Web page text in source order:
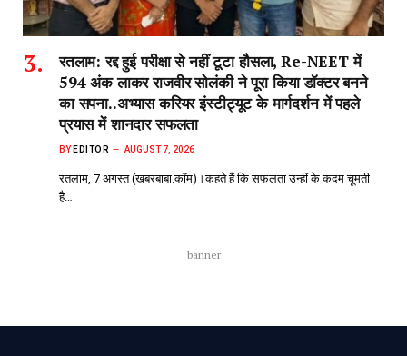
रतलाम: रद्द हुई परीक्षा से नहीं टूटा हौसला, Re-NEET में
594 अंक लाकर राजवीर सोलंकी ने पूरा किया डॉक्टर बनने
का सपना..अभ्यास करियर इंस्टीट्यूट के मार्गदर्शन में पहले
प्रयास में शानदार सफलता
BY EDITOR AUGUST 7, 2026
रतलाम, 7 अगस्त (खबरबाबा.कॉम)।कहते हैं कि सफलता उन्हीं के कदम चूमती
है…
banner